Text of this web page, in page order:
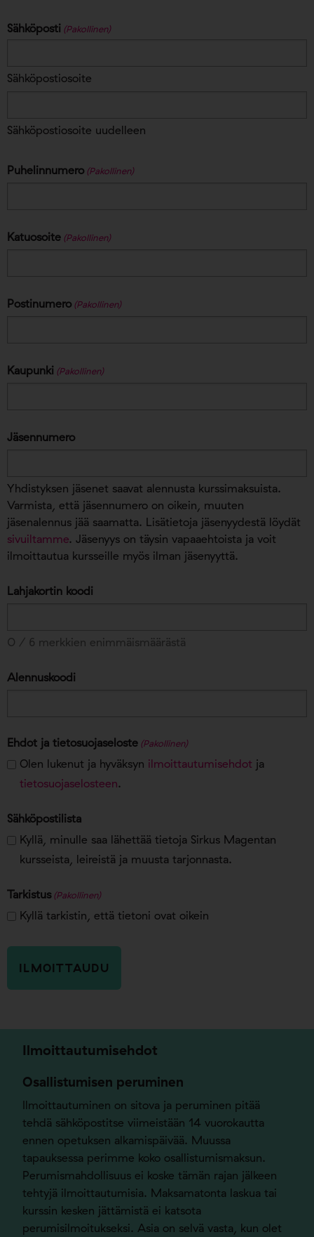
Sähköposti (Pakollinen)
Sähköpostiosoite
Sähköpostiosoite uudelleen
Puhelinnumero (Pakollinen)
Katuosoite (Pakollinen)
Postinumero (Pakollinen)
Kaupunki (Pakollinen)
Jäsennumero
Yhdistyksen jäsenet saavat alennusta kurssimaksuista.
Varmista, että jäsennumero on oikein, muuten
jäsenalennus jää saamatta. Lisätietoja jäsenyydestä löydät
sivuiltamme. Jäsenyys on täysin vapaaehtoista ja voit
ilmoittautua kursseille myös ilman jäsenyyttä.
Lahjakortin koodi
0 / 6 merkkien enimmäismäärästä
Alennuskoodi
Ehdot ja tietosuojaseloste (Pakollinen)
Olen lukenut ja hyväksyn ilmoittautumisehdot ja
tietosuojaselosteen.
Sähköpostilista
Kyllä, minulle saa lähettää tietoja Sirkus Magentan
kursseista, leireistä ja muusta tarjonnasta.
Tarkistus (Pakollinen)
Kyllä tarkistin, että tietoni ovat oikein
Ilmoittautumisehdot
Osallistumisen peruminen
Ilmoittautuminen on sitova ja peruminen pitää
tehdä sähköpostitse viimeistään 14 vuorokautta
ennen opetuksen alkamispäivää. Muussa
tapauksessa perimme koko osallistumismaksun.
Perumismahdollisuus ei koske tämän rajan jälkeen
tehtyjä ilmoittautumisia. Maksamatonta laskua tai
kurssin kesken jättämistä ei katsota
perumisilmoitukseksi. Asia on selvä vasta, kun olet